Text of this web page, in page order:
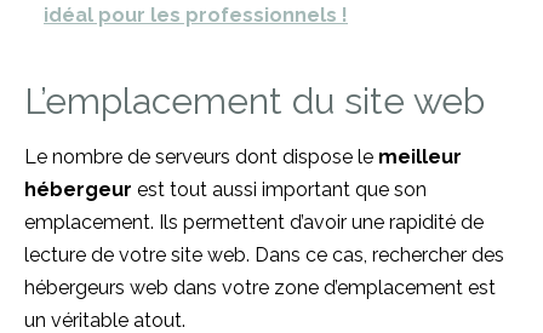
idéal pour les professionnels !
L’emplacement du site web
Le nombre de serveurs dont dispose le meilleur
hébergeur est tout aussi important que son
emplacement. Ils permettent d’avoir une rapidité de
lecture de votre site web. Dans ce cas, rechercher des
hébergeurs web dans votre zone d’emplacement est
un véritable atout.